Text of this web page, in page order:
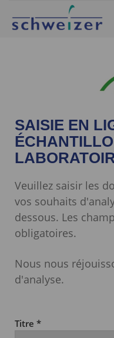
SAISIE EN
Veuillez saisir les
vos souhaits
dessous. Les
obligatoires.
Nous nous
d'analyse.
Titre *